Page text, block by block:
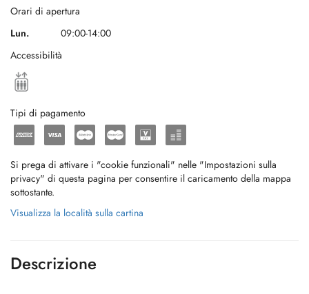
Orari di apertura
Lun.
09:00-14:00
Accessibilità
Tipi di pagamento
Si prega di attivare i "cookie funzionali" nelle "Impostazioni sulla
privacy" di questa pagina per consentire il caricamento della mappa
sottostante.
Visualizza la località sulla cartina
Descrizione